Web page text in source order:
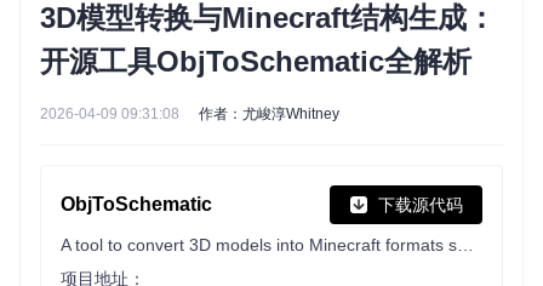
3D模型转换与Minecraft结构生成：
开源工具ObjToSchematic全解析
2026-04-09 09:31:08 作者：尤峻淳Whitney
ObjToSchematic 下载源代码
项目地址：